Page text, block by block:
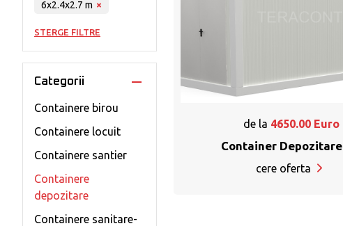
6x2.4x2.7 m ×
STERGE FILTRE
Categorii
Containere birou
Containere locuit
Containere santier
Containere
depozitare
Containere sanitare-
de la 4650.00 Euro
Container
cere oferta